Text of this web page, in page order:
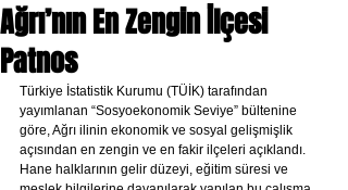
Ağrı’nın En Zengin İlçesi
Patnos
Türkiye İstatistik Kurumu (TÜİK) tarafından
yayımlanan “Sosyoekonomik Seviye” bültenine
göre, Ağrı ilinin ekonomik ve sosyal gelişmişlik
açısından en zengin ve en fakir ilçeleri açıklandı.
Hane halklarının gelir düzeyi, eğitim süresi ve